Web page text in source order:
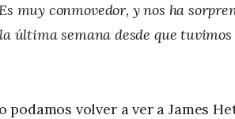
muy conmovedor, y nos ha
última semana desde que
podamos volver a ver a James